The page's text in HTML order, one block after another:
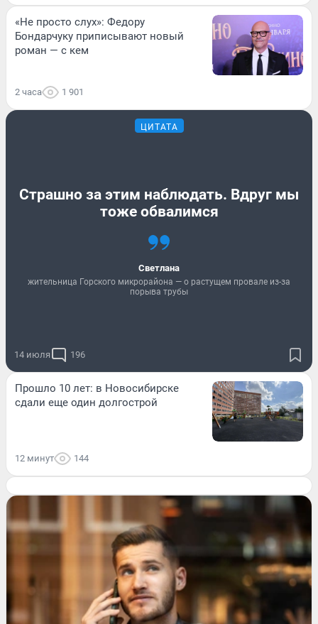
«Не просто слух»: Федору
Бондарчуку приписывают новый
роман — с кем
2 часа 1 901
ЦИТАТА
Страшно за этим наблюдать. Вдруг мы
тоже обвалимся
Светлана
жительница Горского микрорайона — о растущем провале из-за
порыва трубы
14 июля 196
Прошло 10 лет: в Новосибирске
сдали еще один долгострой
12 минут 144